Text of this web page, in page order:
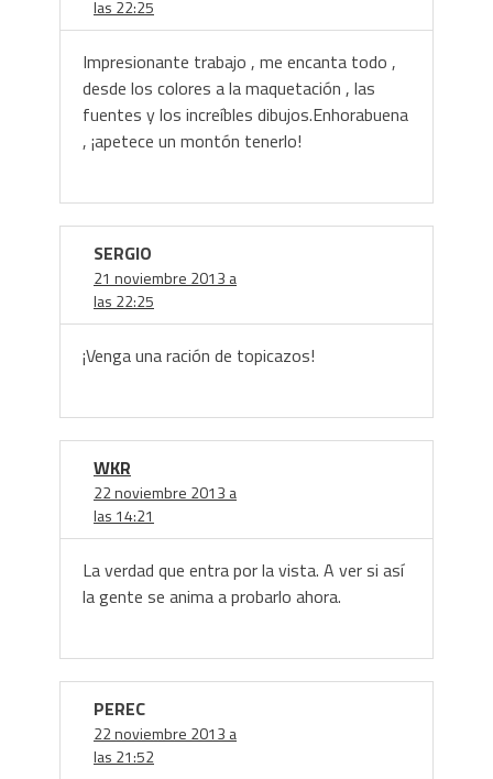
las 22:25
Impresionante trabajo , me encanta todo ,
desde los colores a la maquetación , las
fuentes y los increíbles dibujos.Enhorabuena
, ¡apetece un montón tenerlo!
SERGIO
21 noviembre 2013 a
las 22:25
¡Venga una ración de topicazos!
WKR
22 noviembre 2013 a
las 14:21
La verdad que entra por la vista. A ver si así
la gente se anima a probarlo ahora.
PEREC
22 noviembre 2013 a
las 21:52